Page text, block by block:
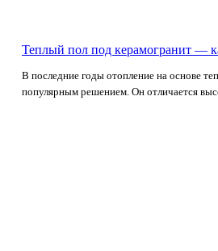
Теплый пол под керамогранит —
В последние годы отопление на основе
популярным решением. Он отличается